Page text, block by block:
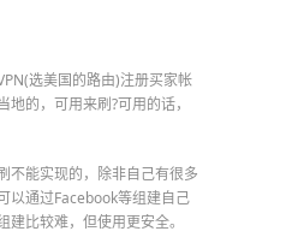
选美国的路由)注册买家帐
的，可用来刷?可用的话，
不能实现的，除非自己有很多
以通过Facebook等组建自己
建比较难，但使用更安全。